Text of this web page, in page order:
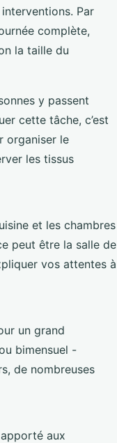
Par
complète,
la taille du
y passent
cette tâche, c’est
organiser le
les tissus
et les chambres
peut être la salle de
vos attentes à
un grand
bimensuel -
de nombreuses
apporté aux